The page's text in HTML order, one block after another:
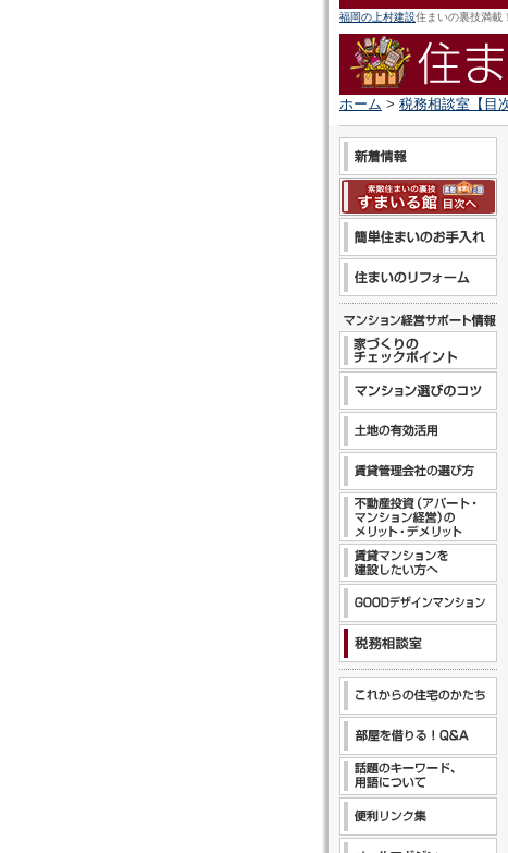
福岡の上村建設住まいの裏技満載
ホーム > 税務相談室【目次